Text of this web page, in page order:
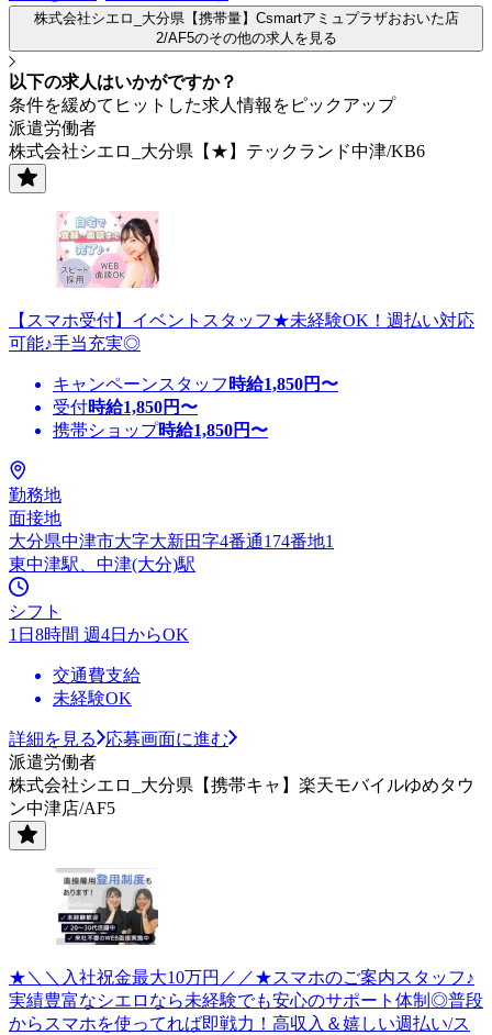
株式会社シエロ_大分県【携帯量】Csmartアミュプラザおおいた店
2/AF5のその他の求人を見る
以下の求人はいかがですか？
条件を緩めてヒットした求人情報をピックアップ
派遣労働者
株式会社シエロ_大分県【★】テックランド中津/KB6
【スマホ受付】イベントスタッフ★未経験OK！週払い対応
可能♪手当充実◎
キャンペーンスタッフ 時給1,850円〜
受付時給1,850円〜
携帯ショップ時給1,850円〜
勤務地
面接地
大分県中津市大字大新田字4番通174番地1
東中津駅、中津(大分)駅
シフト
1日8時間 週4日からOK
交通費支給
未経験OK
詳細を見る
応募画面に進む
派遣労働者
株式会社シエロ_大分県【携帯キャ】楽天モバイルゆめタウ
ン中津店/AF5
★＼＼入社祝金最大10万円／／★スマホのご案内スタッフ♪
実績豊富なシエロなら未経験でも安心のサポート体制◎普段
からスマホを使ってれば即戦力！高収入＆嬉しい週払い/ス